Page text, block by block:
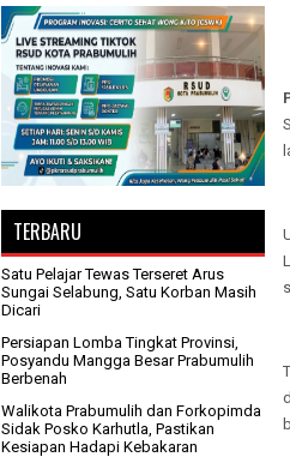
TERBARU
Satu Pelajar Tewas Terseret Arus
Sungai Selabung, Satu Korban Masih
Dicari
Persiapan Lomba Tingkat Provinsi,
Posyandu Mangga Besar Prabumulih
Berbenah
Walikota Prabumulih dan Forkopimda
Sidak Posko Karhutla, Pastikan
Kesiapan Hadapi Kebakaran